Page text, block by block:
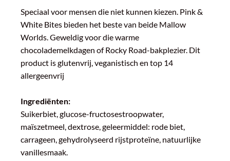
Speciaal voor mensen die niet kunnen kiezen. Pink &
White Bites bieden het beste van beide Mallow
Worlds. Geweldig voor die warme
chocolademelkdagen of Rocky Road-bakplezier. Dit
product is glutenvrij, veganistisch en top 14
allergeenvrij
Ingrediënten:
Suikerbiet, glucose-fructosestroopwater,
maïszetmeel, dextrose, geleermiddel: rode biet,
carrageen, gehydrolyseerd rijstproteïne, natuurlijke
vanillesmaak.